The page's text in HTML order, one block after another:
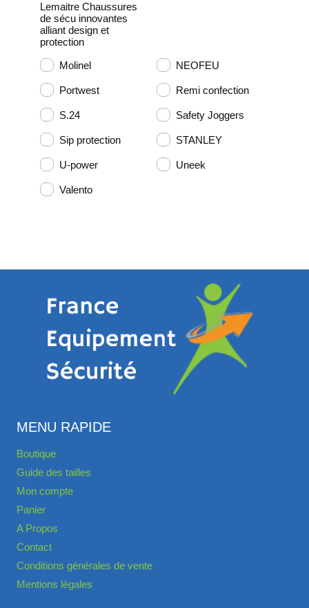
Lemaitre Chaussures
de sécu innovantes
alliant design et
protection
Molinel NEOFEU
Portwest Remi confection
S.24 Safety Joggers
Sip protection STANLEY
U-power Uneek
Valento
MENU RAPIDE
Boutique
Guide des tailles
Mon compte
Panier
A Propos
Contact
Conditions générales de vente
Mentions légales